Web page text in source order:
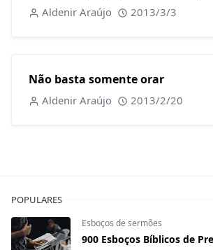
Aldenir Araújo 2013/3/3
Não basta somente orar
Aldenir Araújo 2013/2/20
POPULARES
Esboços de sermões
900 Esboços Bíblicos de